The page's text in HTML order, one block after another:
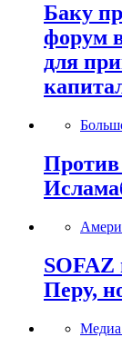
Баку
форум
для
Против
SOFAZ
Перу,
Медиа